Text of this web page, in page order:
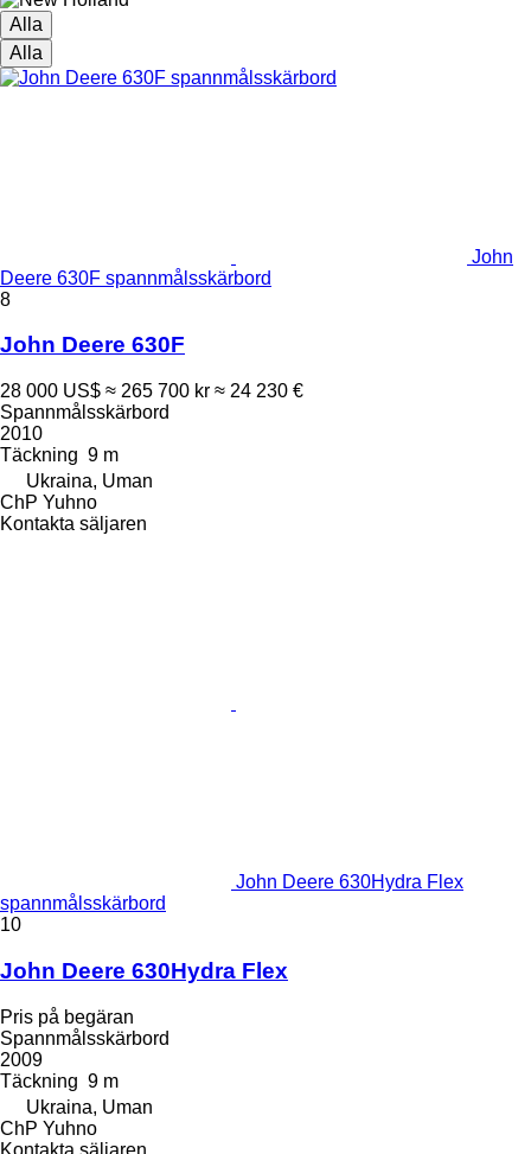
Alla
Alla
John
Deere 630F spannmålsskärbord
8
John Deere 630F
28 000 US$ ≈ 265 700 kr ≈ 24 230 €
Spannmålsskärbord
2010
Täckning 9 m
Ukraina, Uman
ChP Yuhno
Kontakta säljaren
John Deere 630Hydra Flex
spannmålsskärbord
10
John Deere 630Hydra Flex
Pris på begäran
Spannmålsskärbord
2009
Täckning 9 m
Ukraina, Uman
ChP Yuhno
Kontakta säljaren